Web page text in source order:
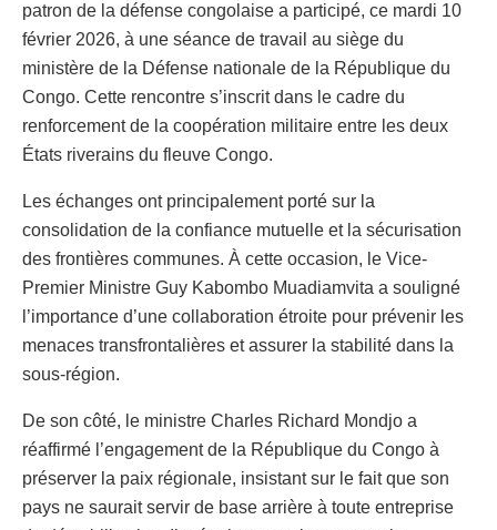
patron de la défense congolaise a participé, ce mardi 10
février 2026, à une séance de travail au siège du
ministère de la Défense nationale de la République du
Congo. Cette rencontre s’inscrit dans le cadre du
renforcement de la coopération militaire entre les deux
États riverains du fleuve Congo.
Les échanges ont principalement porté sur la
consolidation de la confiance mutuelle et la sécurisation
des frontières communes. À cette occasion, le Vice-
Premier Ministre Guy Kabombo Muadiamvita a souligné
l’importance d’une collaboration étroite pour prévenir les
menaces transfrontalières et assurer la stabilité dans la
sous-région.
De son côté, le ministre Charles Richard Mondjo a
réaffirmé l’engagement de la République du Congo à
préserver la paix régionale, insistant sur le fait que son
pays ne saurait servir de base arrière à toute entreprise